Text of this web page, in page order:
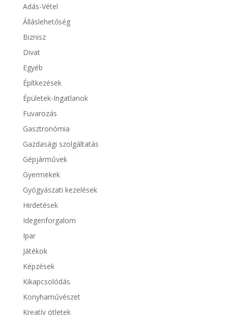
Adás-Vétel
Álláslehetőség
Biznisz
Divat
Egyéb
Építkezések
Épületek-Ingatlanok
Fuvarozás
Gasztronómia
Gazdasági szolgáltatás
Gépjárművek
Gyermekek
Gyógyászati kezelések
Hirdetések
Idegenforgalom
Ipar
Játékok
Képzések
Kikapcsolódás
Konyhaművészet
Kreatív ötletek